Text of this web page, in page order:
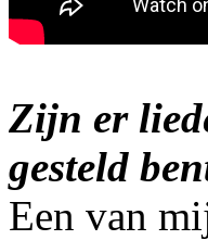
Zijn er
gesteld
Een van